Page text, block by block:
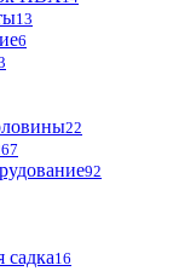
13
6
22
92
16